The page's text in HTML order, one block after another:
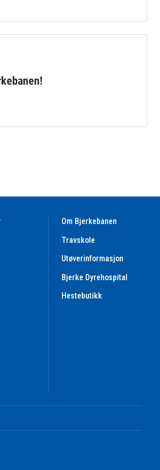
Om Bjerkebanen
Travskole
Utøverinformasjon
Bjerke Dyrehospital
Hestebutikk